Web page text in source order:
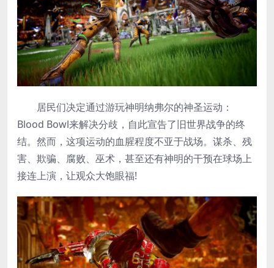
居民们决定通过游玩神明纳弗尔的神圣运动：
Blood Bowl来解决分歧，自此宣告了旧世界战争的终
结。然而，这项运动的血腥程度不亚于战场。谋杀、残
害、欺骗、腐败、巫术，甚至还有神明的干预在球场上
接连上演，让观众大饱眼福!